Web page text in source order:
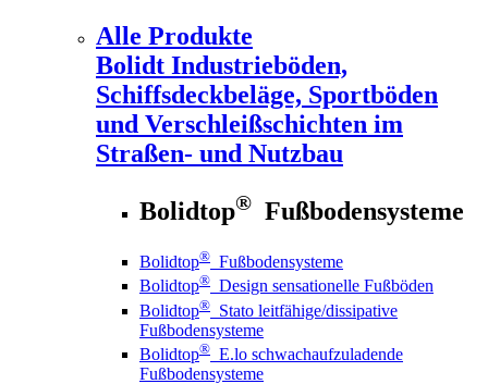
Alle Produkte
Bolidt Industrieböden,
Schiffsdeckbeläge, Sportböden
und Verschleißschichten im
Straßen- und Nutzbau
Bolidtop® Fußbodensysteme
Bolidtop® Fußbodensysteme
Bolidtop® Design sensationelle Fußböden
Bolidtop® Stato leitfähige/dissipative
Fußbodensysteme
Bolidtop® E.lo schwachaufzuladende
Fußbodensysteme